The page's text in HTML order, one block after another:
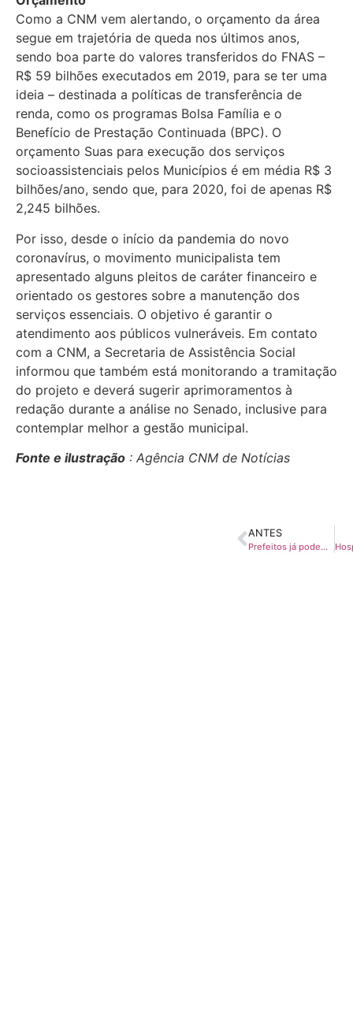
Como a CNM vem alertando, o orçamento da área
segue em trajetória de queda nos últimos anos,
sendo boa parte do valores transferidos do FNAS –
R$ 59 bilhões executados em 2019, para se ter uma
ideia – destinada a políticas de transferência de
renda, como os programas Bolsa Família e o
Benefício de Prestação Continuada (BPC). O
orçamento Suas para execução dos serviços
socioassistenciais pelos Municípios é em média R$ 3
bilhões/ano, sendo que, para 2020, foi de apenas R$
2,245 bilhões.
Por isso, desde o início da pandemia do novo
coronavírus, o movimento municipalista tem
apresentado alguns pleitos de caráter financeiro e
orientado os gestores sobre a manutenção dos
serviços essenciais. O objetivo é garantir o
atendimento aos públicos vulneráveis. Em contato
com a CNM, a Secretaria de Assistência Social
informou que também está monitorando a tramitação
do projeto e deverá sugerir aprimoramentos à
redação durante a análise no Senado, inclusive para
contemplar melhor a gestão municipal.
Fonte e ilustração : Agência CNM de Notícias
ANTES
Prefeitos já podem distribuir vouchers do programa “Cartão Boa Comida”